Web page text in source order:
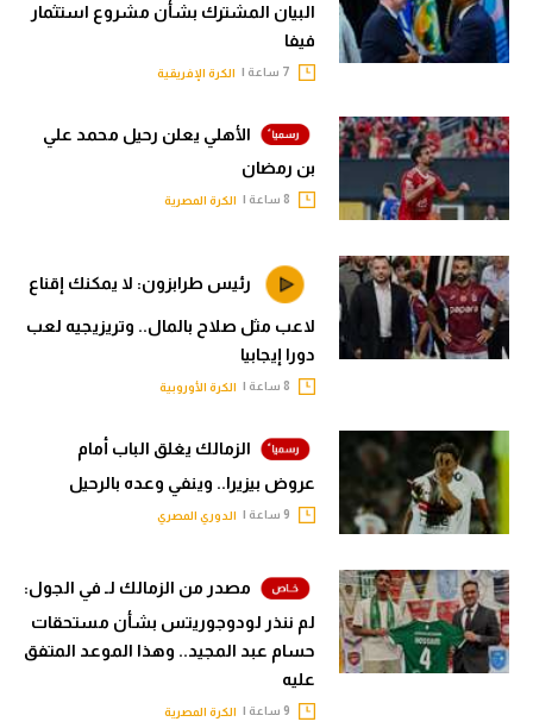
البيان المشترك بشأن مشروع استثمار
فيفا
الكرة الإفريقية
الأهلي يعلن رحيل محمد علي
بن رمضان
الكرة المصرية
رئيس طرابزون: لا يمكنك إقناع
لاعب مثل صلاح بالمال.. وتريزيجيه لعب
دورا إيجابيا
الكرة الأوروبية
الزمالك يغلق الباب أمام
عروض بيزيرا.. وينفي وعده بالرحيل
الدوري المصري
مصدر من الزمالك لـ في الجول:
لم ننذر لودوجوريتس بشأن مستحقات
حسام عبد المجيد.. وهذا الموعد المتفق
عليه
الكرة المصرية